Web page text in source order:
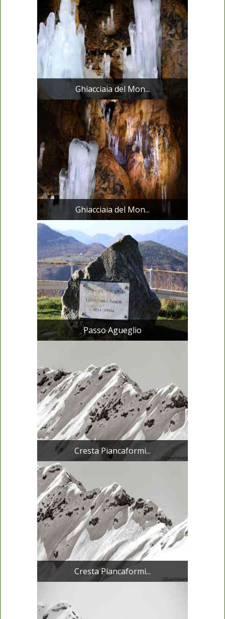
Ghiacciaia del Mon...
Ghiacciaia del Mon...
Passo Agueglio
Cresta Piancaformi...
Cresta Piancaformi...